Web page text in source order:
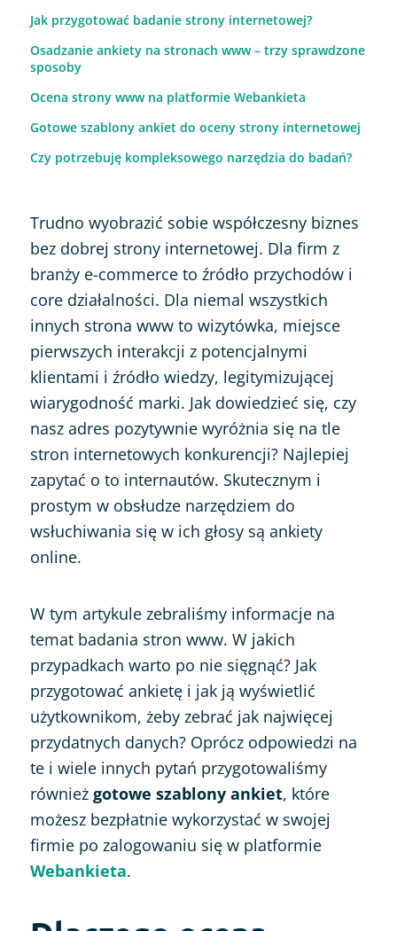
Jak przygotować badanie strony internetowej?
Osadzanie ankiety na stronach www – trzy sprawdzone
sposoby
Ocena strony www na platformie Webankieta
Gotowe szablony ankiet do oceny strony internetowej
Czy potrzebuję kompleksowego narzędzia do badań?
Trudno wyobrazić sobie współczesny biznes
bez dobrej strony internetowej. Dla firm z
branży e-commerce to źródło przychodów i
core działalności. Dla niemal wszystkich
innych strona www to wizytówka, miejsce
pierwszych interakcji z potencjalnymi
klientami i źródło wiedzy, legitymizującej
wiarygodność marki. Jak dowiedzieć się, czy
nasz adres pozytywnie wyróżnia się na tle
stron internetowych konkurencji? Najlepiej
zapytać o to internautów. Skutecznym i
prostym w obsłudze narzędziem do
wsłuchiwania się w ich głosy są ankiety
online.
W tym artykule zebraliśmy informacje na
temat badania stron www. W jakich
przypadkach warto po nie sięgnąć? Jak
przygotować ankietę i jak ją wyświetlić
użytkownikom, żeby zebrać jak najwięcej
przydatnych danych? Oprócz odpowiedzi na
te i wiele innych pytań przygotowaliśmy
równieżgotowe szablony ankiet, które
możesz bezpłatnie wykorzystać w swojej
firmie po zalogowaniu się w platformie
Webankieta.